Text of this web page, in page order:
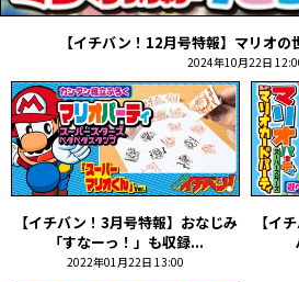
【イチバン！12月号特報】マリオ
2024年10月22日
【イチバン！3月号特報】おなじみ
「すなーっ！」も収録...
2022年01月22日 13:00
【イ